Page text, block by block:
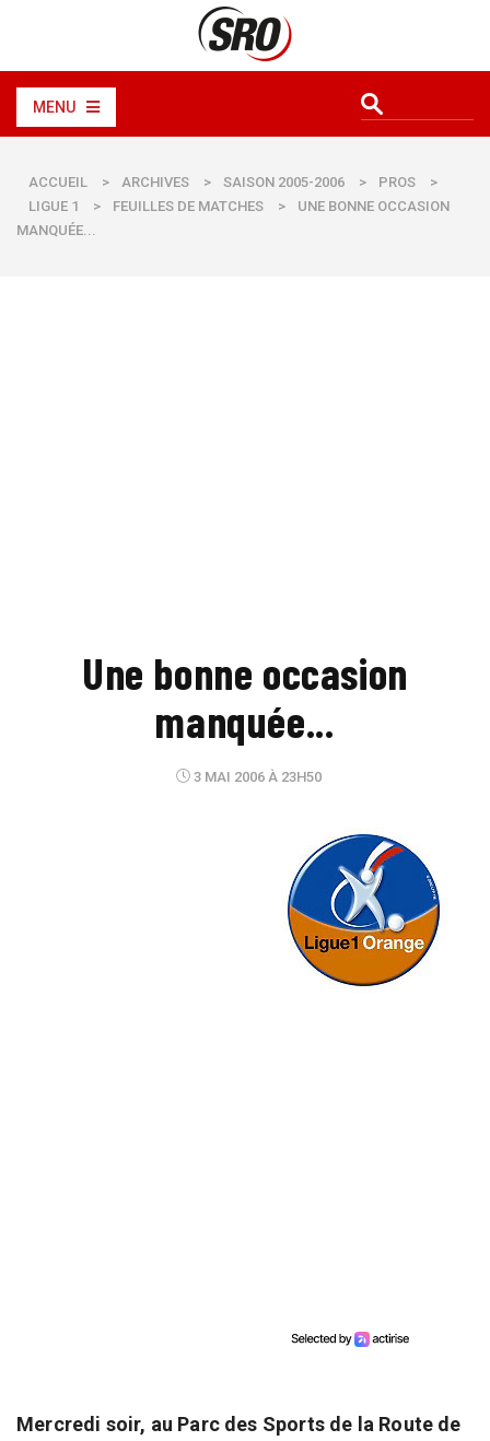
MENU
ACCUEIL > ARCHIVES > SAISON 2005-2006 > PROS
>
LIGUE 1
> FEUILLES DE MATCHES >
UNE BONNE OCCASION
MANQUÉE...
Une bonne occasion
manquée...
3 MAI 2006 À 23H50
Mercredi soir, au Parc des Sports de la Route de